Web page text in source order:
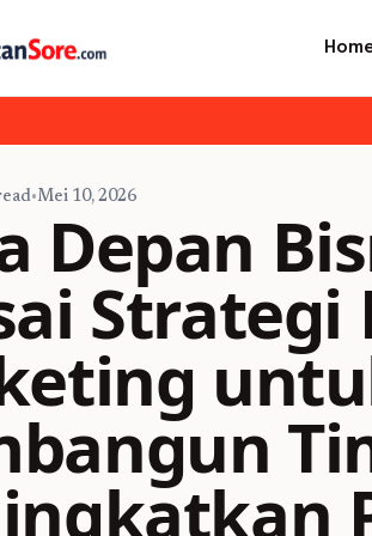
•Mei 10, 2026
Depan
Strategi